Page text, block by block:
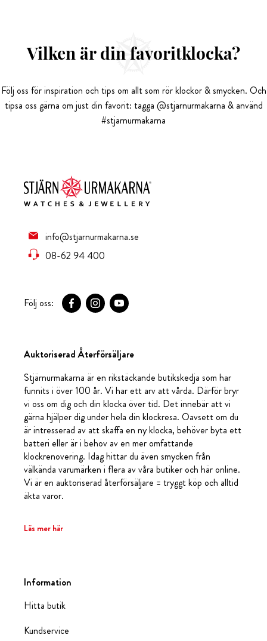
Vilken är din favoritklocka?
Följ oss för inspiration och tips om allt som rör klockor & smycken. Och
tipsa oss gärna om just din favorit: tagga @stjarnurmakarna & använd
#stjarnurmakarna
info@stjarnurmakarna.se
08-62 94 400
Följ oss:
Auktoriserad Återförsäljare
Stjärnurmakarna är en rikstäckande butikskedja som har
funnits i över 100 år. Vi har ett arv att vårda. Därför bryr
vi oss om dig och din klocka över tid. Det innebär att vi
gärna hjälper dig under hela din klockresa. Oavsett om du
är intresserad av att skaffa en ny klocka, behöver byta ett
batteri eller är i behov av en mer omfattande
klockrenovering. Idag hittar du även smycken från
välkända varumärken i flera av våra butiker och här online.
Vi är en auktoriserad återförsäljare = tryggt köp och alltid
äkta varor.
Läs mer här
Information
Hitta butik
Kundservice